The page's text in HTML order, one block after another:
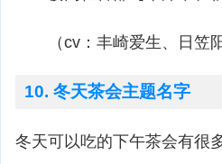
（cv：丰崎爱生、日笠阳
10. 冬天茶会主题名字
冬天可以吃的下午茶会有很